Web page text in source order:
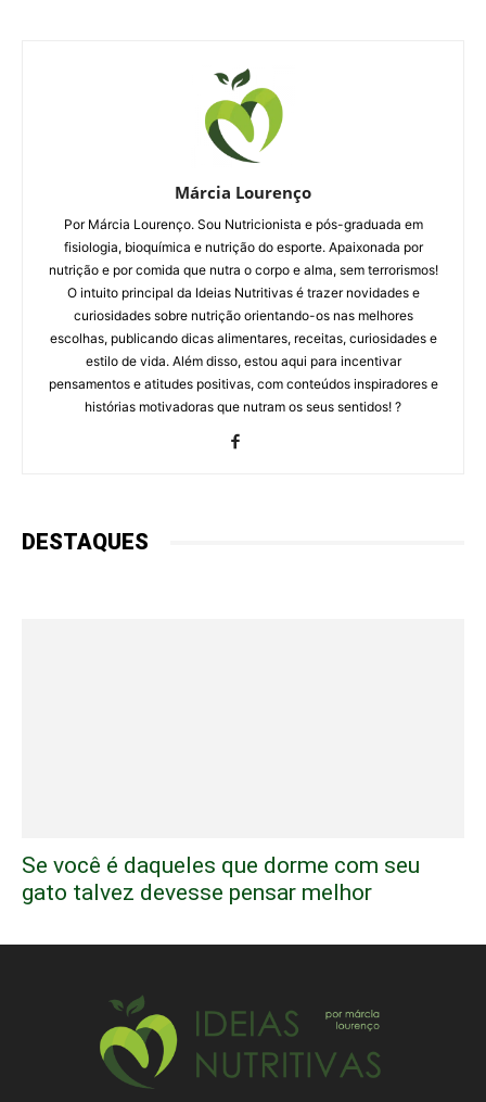
Márcia Lourenço
Por Márcia Lourenço. Sou Nutricionista e pós-graduada em
fisiologia, bioquímica e nutrição do esporte. Apaixonada por
nutrição e por comida que nutra o corpo e alma, sem terrorismos!
O intuito principal da Ideias Nutritivas é trazer novidades e
curiosidades sobre nutrição orientando-os nas melhores
escolhas, publicando dicas alimentares, receitas, curiosidades e
estilo de vida. Além disso, estou aqui para incentivar
pensamentos e atitudes positivas, com conteúdos inspiradores e
histórias motivadoras que nutram os seus sentidos! ?
DESTAQUES
Se você é daqueles que dorme com seu
gato talvez devesse pensar melhor